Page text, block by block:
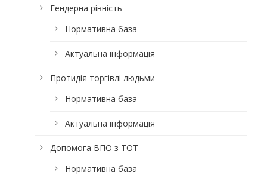
Гендерна рівність
Нормативна база
Актуальна інформація
Протидія торгівлі людьми
Нормативна база
Актуальна інформація
Допомога ВПО з ТОТ
Нормативна база